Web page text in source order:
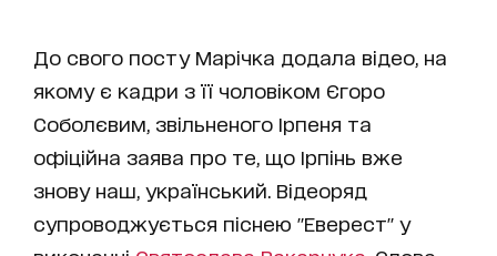
До свого посту Марічка додала відео, на
якому є кадри з її чоловіком Єгоро
Соболєвим, звільненого Ірпеня та
офіційна заява про те, що Ірпінь вже
знову наш, український. Відеоряд
супроводжується піснею "Еверест" у